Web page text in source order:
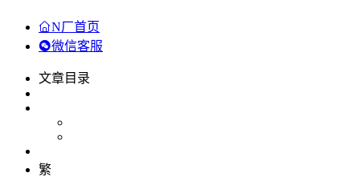
N厂首页
微信客服
文章目录
繁